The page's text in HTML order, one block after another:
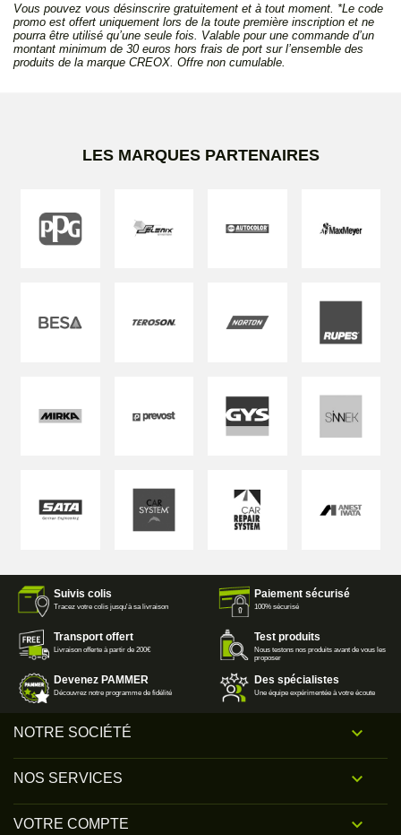
Vous pouvez vous désinscrire gratuitement et à tout moment. *Le code
promo est offert uniquement lors de la toute première inscription et ne
pourra être utilisé qu’une seule fois. Valable pour une commande d’un
montant minimum de 30 euros hors frais de port sur l’ensemble des
produits de la marque CREOX. Offre non cumulable.
LES MARQUES PARTENAIRES
Suivis colis
Tracez votre colis jusqu'à sa livraison
Paiement sécurisé
100% sécurisé
Transport offert
Livraison offerte à partir de 200€
Test produits
Nous testons nos produits avant de vous les
proposer
Devenez PAMMER
Découvrez notre programme de fidélité
Des spécialistes
Une équipe expérimentée à votre écoute
NOTRE SOCIÉTÉ 
NOS SERVICES 
VOTRE COMPTE 